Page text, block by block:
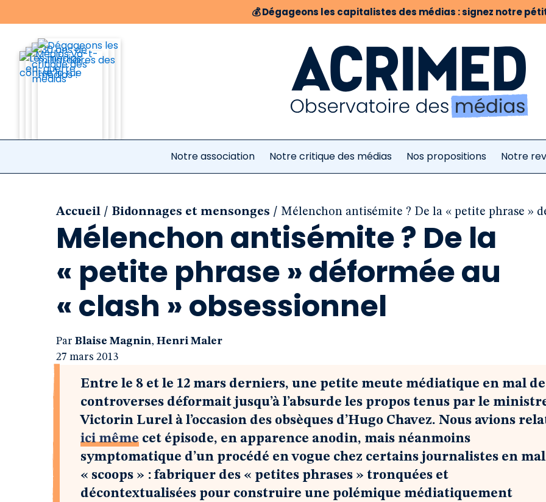
💰Dégageons les capitalistes des médias : signez notre
Notre association Notre critique des médias Nos propositions Notre
Accueil / Bidonnages et mensonges / Mélenchon antisémite ? De la « petite phrase »
Mélenchon antisémite ? De la
« petite phrase » déformée au
« clash » obsessionnel
Par Blaise Magnin, Henri Maler
27 mars 2013
Entre le 8 et le 12 mars derniers, une petite meute médiatique en mal de
controverses déformait jusqu’à l’absurde les propos tenus par le
Victorin Lurel à l’occasion des obsèques d’Hugo Chavez. Nous avions
ici même cet épisode, en apparence anodin, mais néanmoins
symptomatique d’un procédé en vogue chez certains journalistes en
« scoops » : fabriquer des « petites phrases » tronquées et
décontextualisées pour construire une polémique médiatiquement